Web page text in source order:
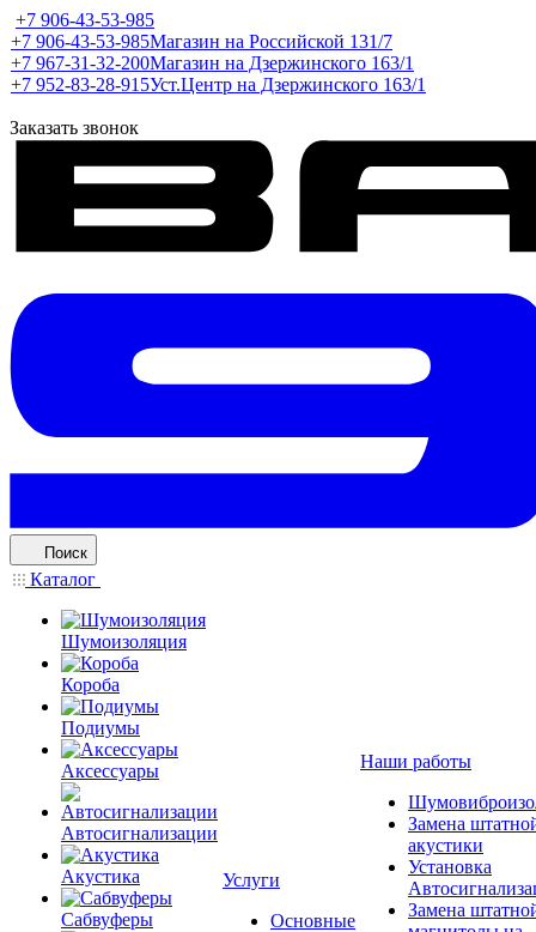
+7 906-43-53-985
+7 906-43-53-985Магазин на Российской 131/7
+7 967-31-32-200Магазин на Дзержинского 163/1
+7 952-83-28-915Уст.Центр на Дзержинского 163/1
Заказать звонок
Поиск
Каталог
Шумоизоляция
Короба
Подиумы
Аксессуары
Автосигнализации
Акустика
Сабвуферы
Услуги
Основные
Наши работы
Замена
акустики
Установка
Замена